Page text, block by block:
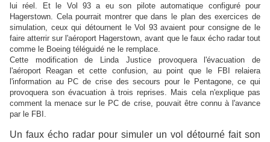
lui réel. Et le Vol 93 a eu son pilote automatique configuré pour
Hagerstown. Cela pourrait montrer que dans le plan des exercices de
simulation, ceux qui détournent le Vol 93 avaient pour consigne de le
faire atterrir sur l'aéroport Hagerstown, avant que le faux écho radar tout
comme le Boeing téléguidé ne le remplace.
Cette modification de Linda Justice provoquera l'évacuation de
l'aéroport Reagan et cette confusion, au point que le FBI relaiera
l'information au PC de crise des secours pour le Pentagone, ce qui
provoquera son évacuation à trois reprises. Mais cela n'explique pas
comment la menace sur le PC de crise, pouvait être connu à l'avance
par le FBI.
Un faux écho radar pour simuler un vol détourné fait son